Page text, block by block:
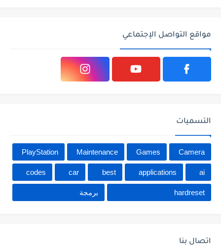
مواقع التواصل الإجتماعي
التسميات
Camera
Games
Maintenance
PlayStation
ai
applications
best
car
codes
hardreset برمجة
اتصال بنا